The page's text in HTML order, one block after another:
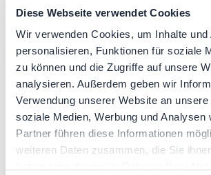
Diese Webseite verwendet Cookies
Wir verwenden Cookies, um Inhalte und
personalisieren, Funktionen für soziale
zu können und die Zugriffe auf unsere
analysieren. Außerdem geben wir
Verwendung unserer Website an
soziale Medien, Werbung und Analysen
Partner führen diese Informationen
weiteren Daten zusammen, die Sie
bester Qualität beginnen. Um
dass die Qualität des Produkts
Ende hervorragend ist, kaufen
zuverlässigsten und seriösesten
der Rohstoffindustrie. Darüber
jeder Lieferant für jede Charge
versandten Rohstoffe ein
Analysezertifikat (CoA) vorlegen.